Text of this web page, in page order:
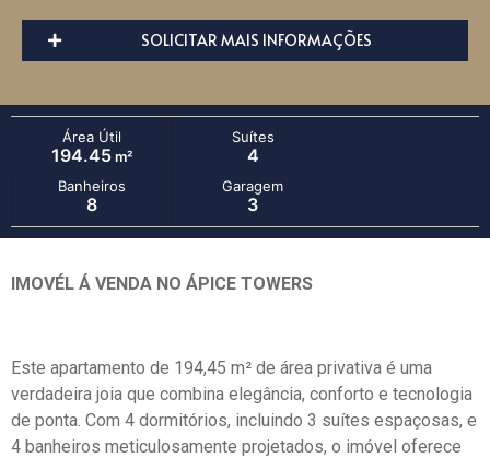
SOLICITAR MAIS INFORMAÇÕES
Área Útil
194.45m²
Suítes
4
Banheiros
8
Garagem
3
IMOVÉL Á VENDA NO ÁPICE TOWERS
Este apartamento de 194,45 m² de área privativa é uma
verdadeira joia que combina elegância, conforto e tecnologia
de ponta. Com 4 dormitórios, incluindo 3 suítes espaçosas, e
4 banheiros meticulosamente projetados, o imóvel oferece